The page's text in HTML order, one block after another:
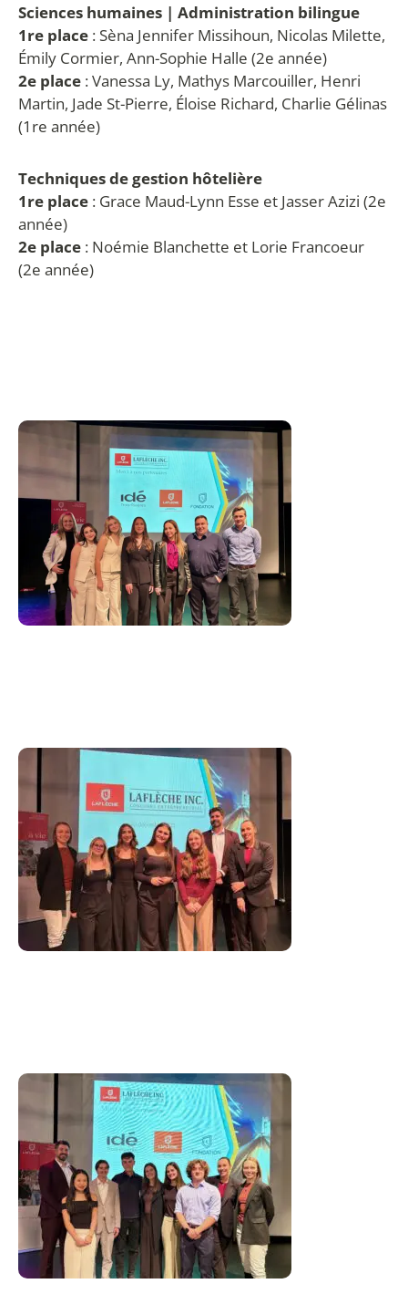
Sciences humaines | Administration bilingue
1re place : Sèna Jennifer Missihoun, Nicolas Milette,
Émily Cormier, Ann-Sophie Halle (2e année)
2e place : Vanessa Ly, Mathys Marcouiller, Henri
Martin, Jade St-Pierre, Éloise Richard, Charlie Gélinas
(1re année)
Techniques de gestion hôtelière
1re place : Grace Maud-Lynn Esse et Jasser Azizi (2e
année)
2e place : Noémie Blanchette et Lorie Francoeur
(2e année)